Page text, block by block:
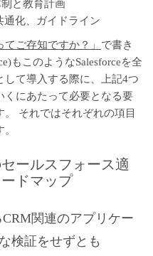
と教育計画
通化、ガイドライン
てご存知ですか？」 で書き
もこのようなSalesforceを全
て導入する際に、上記4つ
くにあたって必要となる要
それではそれぞれの項目
ールスフォース適
ドマップ
関連のアプリケー
検証をせずとも